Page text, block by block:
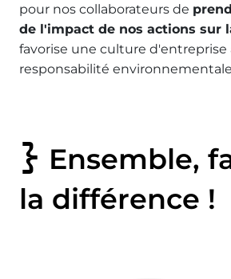
pour nos collaborateurs de
de l'impact de nos actions sur
favorise une culture d'entreprise
responsabilité
Ensemble,
la différence !